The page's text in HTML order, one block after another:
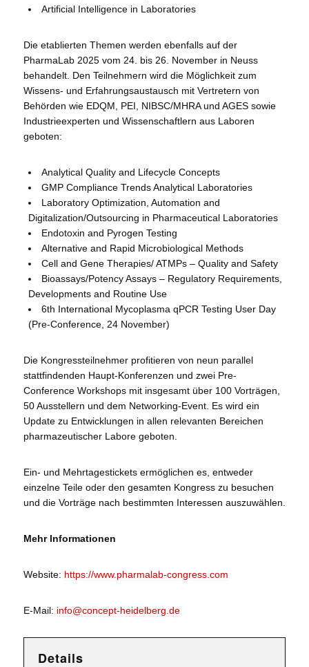
Artificial Intelligence in Laboratories
Die etablierten Themen werden ebenfalls auf der
PharmaLab 2025 vom 24. bis 26. November in Neuss
behandelt. Den Teilnehmern wird die Möglichkeit zum
Wissens- und Erfahrungsaustausch mit Vertretern von
Behörden wie EDQM, PEI, NIBSC/MHRA und AGES sowie
Industrieexperten und Wissenschaftlern aus Laboren
geboten:
Analytical Quality and Lifecycle Concepts
GMP Compliance Trends Analytical Laboratories
Laboratory Optimization, Automation and
Digitalization/Outsourcing in Pharmaceutical Laboratories
Endotoxin and Pyrogen Testing
Alternative and Rapid Microbiological Methods
Cell and Gene Therapies/ ATMPs – Quality and Safety
Bioassays/Potency Assays – Regulatory Requirements,
Developments and Routine Use
6th International Mycoplasma qPCR Testing User Day
(Pre-Conference, 24 November)
Die Kongressteilnehmer profitieren von neun parallel
stattfindenden Haupt-Konferenzen und zwei Pre-
Conference Workshops mit insgesamt über 100 Vorträgen,
50 Ausstellern und dem Networking-Event. Es wird ein
Update zu Entwicklungen in allen relevanten Bereichen
pharmazeutischer Labore geboten.
Ein- und Mehrtagestickets ermöglichen es, entweder
einzelne Teile oder den gesamten Kongress zu besuchen
und die Vorträge nach bestimmten Interessen auszuwählen.
Mehr Informationen
Website: https://www.pharmalab-congress.com
E-Mail: info@concept-heidelberg.de
Details